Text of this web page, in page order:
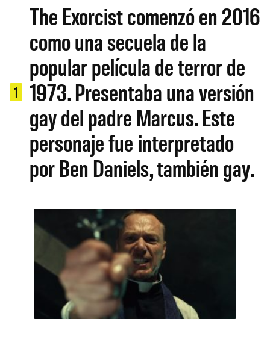
1
The Exorcist comenzó en 2016
como una secuela de la
popular película de terror de
1973. Presentaba una versión
gay del padre Marcus. Este
personaje fue interpretado
por Ben Daniels, también gay.